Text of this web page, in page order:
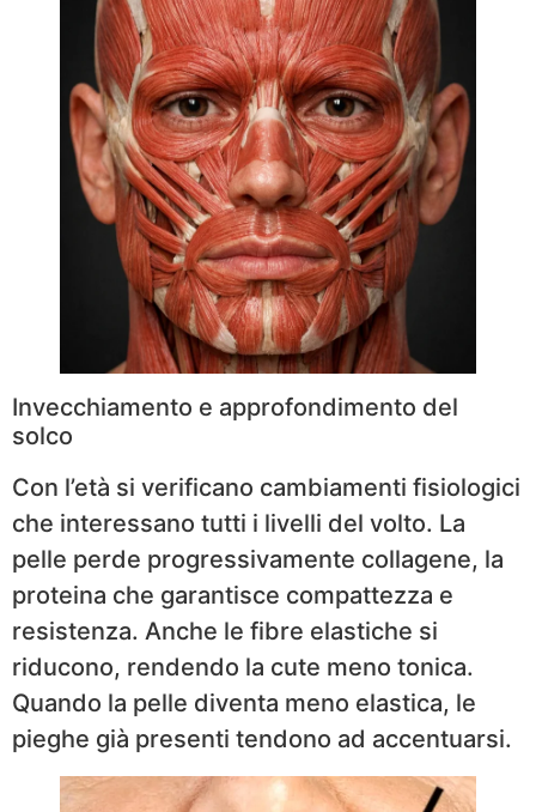
Invecchiamento e approfondimento del
solco
Con l’età si verificano cambiamenti fisiologici
che interessano tutti i livelli del volto. La
pelle perde progressivamente collagene, la
proteina che garantisce compattezza e
resistenza. Anche le fibre elastiche si
riducono, rendendo la cute meno tonica.
Quando la pelle diventa meno elastica, le
pieghe già presenti tendono ad accentuarsi.